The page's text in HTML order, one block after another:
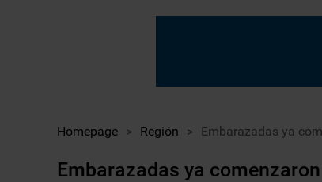
Homepage > Región > Embarazadas ya
Embarazadas ya